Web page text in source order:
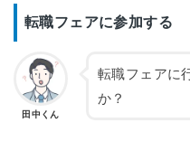
転職フェアに参加する
田中くん
転職フェアに
か？